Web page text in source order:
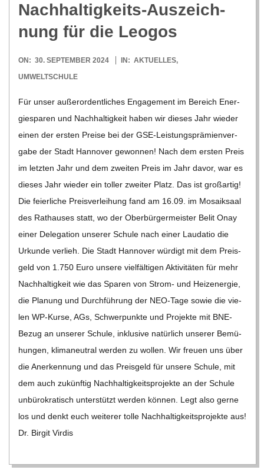
Nach­hal­tig­keits-Aus­zeich­
nung für die Leogos
2024-
09-
ON: 30. SEPTEMBER 2024 IN: AKTUELLES,
UMWELTSCHULE
Für unser außer­or­dent­li­ches Enga­ge­ment im Bereich Ener­
gie­spa­ren und Nach­hal­tig­keit haben wir die­ses Jahr wie­der
einen der ers­ten Preise bei der GSE-Leis­­tungs­­prä­­mi­en­­ver­­­
gabe der Stadt Han­no­ver gewon­nen! Nach dem ers­ten Preis
im letz­ten Jahr und dem zwei­ten Preis im Jahr davor, war es
die­ses Jahr wie­der ein tol­ler zwei­ter Platz. Das ist groß­ar­tig!
Die fei­er­li­che Preis­ver­lei­hung fand am 16.09. im Mosa­ik­saal
des Rat­hau­ses statt, wo der Ober­bür­ger­meis­ter Belit Onay
einer Dele­ga­tion unse­rer Schule nach einer Lau­da­tio die
Urkunde ver­lieh. Die Stadt Han­no­ver wür­digt mit dem Preis­
geld von 1.750 Euro unsere viel­fäl­ti­gen Akti­vi­tä­ten für mehr
Nach­hal­tig­keit wie das Spa­ren von Strom- und Heiz­ener­gie,
die Pla­nung und Durch­füh­rung der NEO-Tage sowie die vie­
len WP-Kurse, AGs, Schwer­punkte und Pro­jekte mit BNE-
Bezug an unse­rer Schule, inklu­sive natür­lich unse­rer Bemü­
hun­gen, kli­ma­neu­tral wer­den zu wol­len. Wir freuen uns über
die Aner­ken­nung und das Preis­geld für unsere Schule, mit
dem auch zukünf­tig Nach­hal­tig­keits­pro­jekte an der Schule
unbü­ro­kra­tisch unter­stützt wer­den kön­nen. Legt also gerne
los und denkt euch wei­te­rer tolle Nach­hal­tig­keits­pro­jekte aus!
Dr. Bir­git Vir­dis